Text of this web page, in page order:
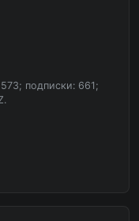
подписки: 661;